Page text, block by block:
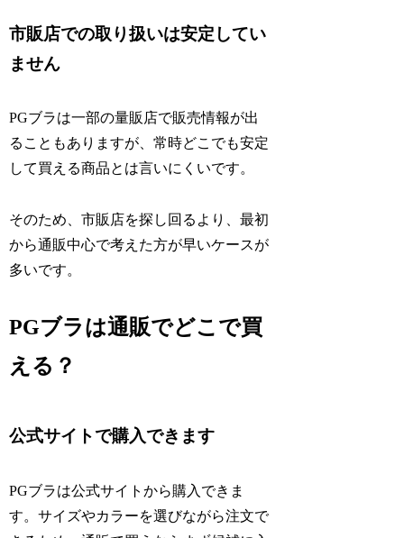
市販店での取り扱いは安定してい
ません
PGブラは一部の量販店で販売情報が出
ることもありますが、常時どこでも安定
して買える商品とは言いにくいです。
そのため、市販店を探し回るより、最初
から通販中心で考えた方が早いケースが
多いです。
PGブラは通販でどこで買
える？
公式サイトで購入できます
PGブラは公式サイトから購入できま
す。サイズやカラーを選びながら注文で